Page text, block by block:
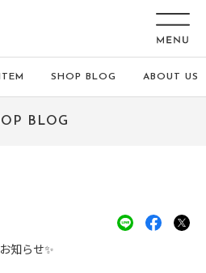
ITEM SHOP BLOG ABOUT US
BLOG
知らせ✨